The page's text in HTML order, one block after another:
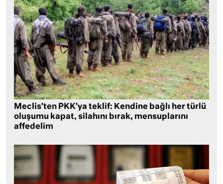
Meclis’ten PKK’ya teklif: Kendine bağlı her türlü
oluşumu kapat, silahını bırak, mensuplarını
affedelim